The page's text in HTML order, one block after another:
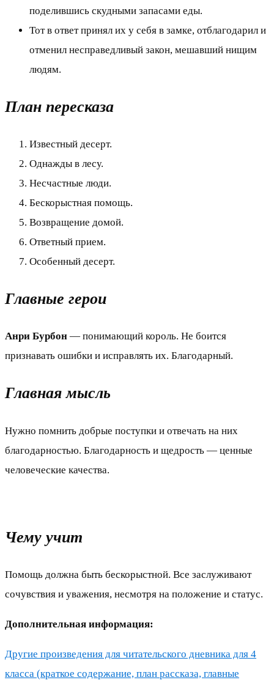
поделившись скудными запасами еды.
Тот в ответ принял их у себя в замке, отблагодарил и
отменил несправедливый закон, мешавший нищим
людям.
План пересказа
Известный десерт.
Однажды в лесу.
Несчастные люди.
Бескорыстная помощь.
Возвращение домой.
Ответный прием.
Особенный десерт.
Главные герои
Анри Бурбон — понимающий король. Не боится
признавать ошибки и исправлять их. Благодарный.
Главная мысль
Нужно помнить добрые поступки и отвечать на них
благодарностью. Благодарность и щедрость — ценные
человеческие качества.
Чему учит
Помощь должна быть бескорыстной. Все заслуживают
сочувствия и уважения, несмотря на положение и статус.
Дополнительная информация:
Другие произведения для читательского дневника для 4
класса (краткое содержание, план рассказа, главные